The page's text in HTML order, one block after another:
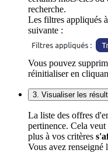
recherche.
Les filtres appliqués
suivante :
Vous pouvez
réinitialiser en
3. Visualiser les
La liste des offres
pertinence. Cela
plus à vos critères
Vous avez